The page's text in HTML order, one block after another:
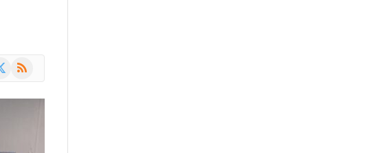
RSS